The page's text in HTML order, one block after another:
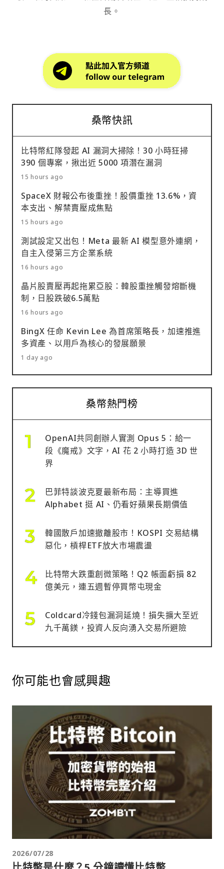
長。
桑幣快訊
比特幣紅隊發起 AI 漏洞大掃除！30 小時狂掃
390 個專案，揪出近 5000 項潛在漏洞
15 hours ago
SpaceX 財報公布後重挫！股價重挫 13.6%，資
本支出、解禁賣壓成焦點
15 hours ago
測試設定又出包！Meta 最新 AI 模型意外連網，
自主入侵第三方企業系統
16 hours ago
晶片股賣壓再起拖累亞股：韓股重挫觸發熔斷機
制，日股跌破6.5萬點
16 hours ago
BingX 任命 Kevin Lee 為首席策略長，加速推進
多資產、以用戶為核心的發展願景
1 day ago
桑幣熱門榜
OpenAI共同創辦人實測 Opus 5：給一
段《魔戒》文字，AI 花 2 小時打造 3D 世
界
巴菲特談波克夏最新布局：主導買進
Alphabet 挺 AI、仍看好蘋果長期價值
韓國散戶加速撤離股市！KOSPI 交易結構
惡化，槓桿ETF放大市場震盪
比特幣大跌重創微策略！Q2 帳面虧損 82
億美元，連五週暫停買幣屯現金
Coldcard冷錢包漏洞延燒！損失擴大至近
九千萬鎂，投資人反向湧入交易所避險
你可能也會感興趣
2026/07/28